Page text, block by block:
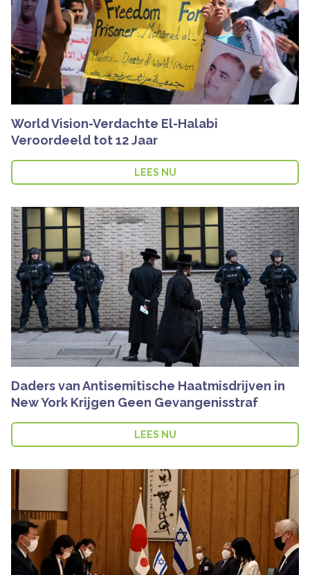
World Vision-Verdachte El-Halabi
Veroordeeld tot 12 Jaar
LEES NU
Daders van Antisemitische Haatmisdrijven in
New York Krijgen Geen Gevangenisstraf
LEES NU